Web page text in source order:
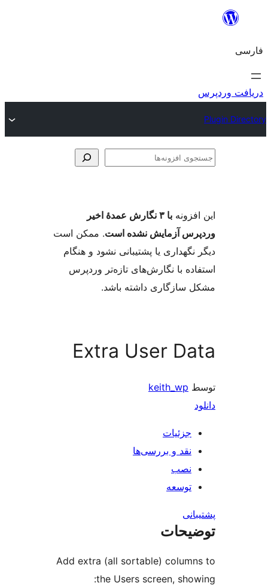
با ۳ نگارش عمدهٔ اخیر
آزمایش نشده است. ممکن است
یا پشتیبانی نشود و هنگام
با نگارش‌های تازه‌تر وردپرس
داشته باشد.
Extra User
Add extra (all sortable)
the Users screen,